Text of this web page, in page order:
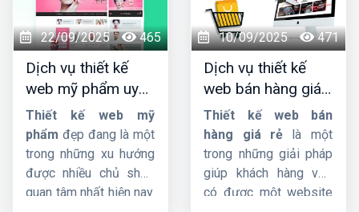
code chuẩn SEO hỗ trợ
lên Top Google nhanh
chóng quan trọng như
thế nào đối với trang
web ?
uy tín, chuyên nghiệp,
giao diện đẹp, đảm
bảo chất lượng với giá
rẻ. Hãy liên hệ với đội
ngũ nhân viên tư vấn
củaHIG chúng tôi.
22/09/2025 465
Dịch vụ thiết kế
web mỹ phẩm uy
tín, chuyên nghiệp,
chuẩn SEO
Thiết kế web mỹ
phẩm đẹp đang là một
trong những xu hướng
được nhiều chủ shop
quan tâm nhất hiện nay.
10/09/2025 471
Dịch vụ thiết kế
web bán hàng giá
rẻ, đẹp, chuyên
nghiệp
Thiết kế web bán
hàng giá rẻ là một
trong những giải pháp
giúp khách hàng vừa
có được một website